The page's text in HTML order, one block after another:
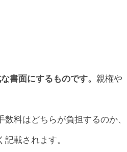
書面にするものです。 親権や
料はどちらが負担するのか、
載されます。